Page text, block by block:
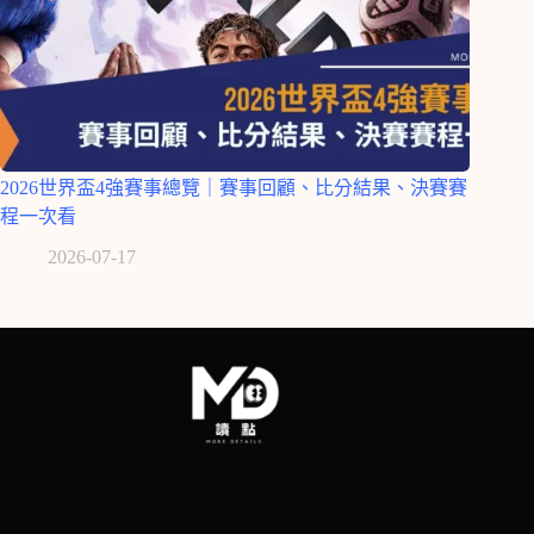
2026世界盃4強賽事總覽｜賽事回顧、比分結果、決賽賽
程一次看
2026-07-17